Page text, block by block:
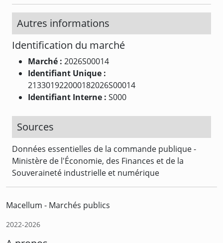
Autres informations
Identification du marché
Marché : 2026S00014
Identifiant Unique :
213301922000182026S00014
Identifiant Interne : S000
Sources
Données essentielles de la commande publique -
Ministère de l'Économie, des Finances et de la
Souveraineté industrielle et numérique
Macellum - Marchés publics
2022-2026